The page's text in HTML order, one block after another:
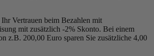
Vertrauen beim Bezahlen mit
mit zusätzlich -2% Skonto. Bei einem
z.B. 200,00 Euro sparen Sie zusätzliche 4,00